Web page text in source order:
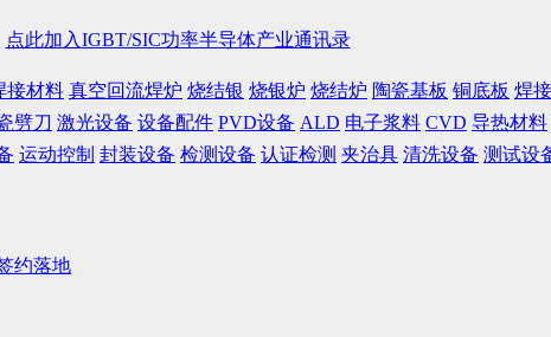
点此加入IGBT/SIC功率半导体产业通讯录
接材料 真空回流焊炉 烧结银 烧银炉 烧结炉 陶瓷基板 铜底板 焊
劈刀 激光设备 设备配件 PVD设备 ALD 电子浆料 CVD 导热材料
运动控制 封装设备 检测设备 认证检测 夹治具 清洗设备 测试设
约落地